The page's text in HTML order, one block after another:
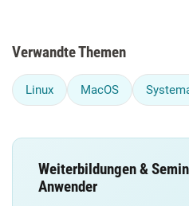
Verwandte Themen
Linux MacOS
Weiterbildungen &
Anwender